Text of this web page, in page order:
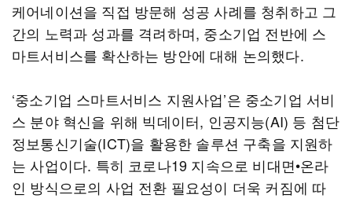
케어네이션을 직접 방문해 성공 사례를 청취하고 그
간의 노력과 성과를 격려하며, 중소기업 전반에 스
마트서비스를 확산하는 방안에 대해 논의했다.
‘중소기업 스마트서비스 지원사업’은 중소기업 서비
스 분야 혁신을 위해 빅데이터, 인공지능(AI) 등 첨단
정보통신기술(ICT)을 활용한 솔루션 구축을 지원하
는 사업이다. 특히 코로나19 지속으로 비대면•온라
인 방식으로의 사업 전환 필요성이 더욱 커짐에 따